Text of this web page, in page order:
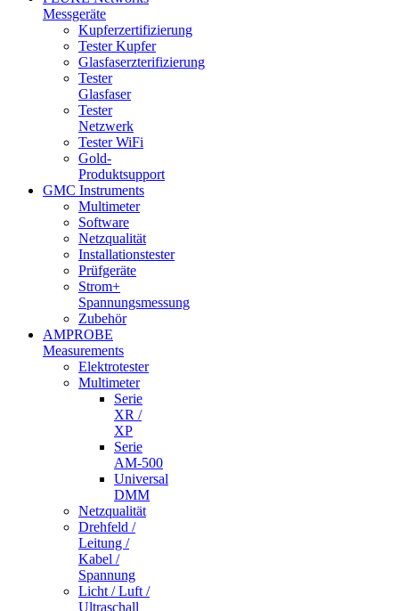
Messgeräte
Kupferzertifizierung
Tester Kupfer
Glasfaserzterifizierung
Tester
Glasfaser
Tester
Netzwerk
Tester WiFi
Gold-
Produktsupport
GMC Instruments
Multimeter
Software
Netzqualität
Installationstester
Prüfgeräte
Strom+
Spannungsmessung
Zubehör
AMPROBE
Measurements
Elektrotester
Multimeter
Serie
XR /
XP
Serie
AM-500
Universal
DMM
Netzqualität
Drehfeld /
Leitung /
Kabel /
Spannung
Licht / Luft /
Ultraschall